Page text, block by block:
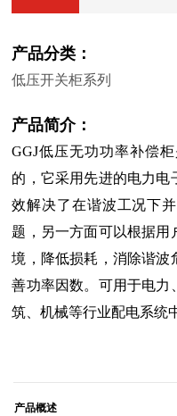
产品分类：
低压开关柜系列
产品简介：
GGJ低压无功功率补偿
的，它采用先进的电力电
效解决了在谐波工况下
题，另一方面可以根据用
境，降低损耗，消除谐波
善功率因数。可用于电力
筑、机械等行业配电系统
产品概述